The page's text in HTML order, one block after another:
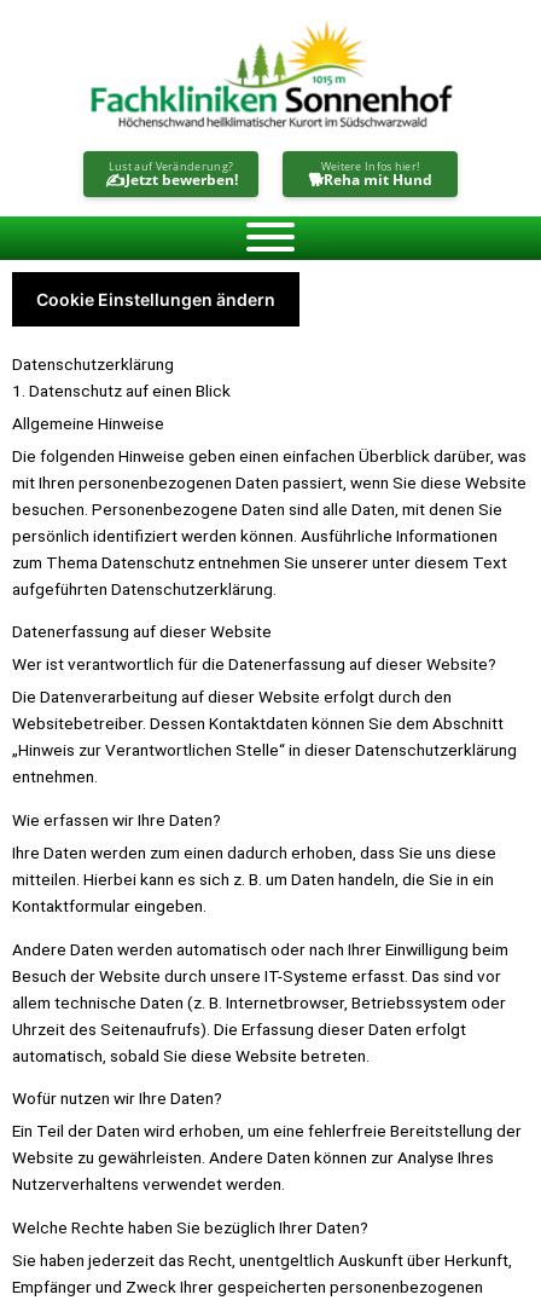
Lust auf Veränderung?
✍️Jetzt bewerben!
Weitere Infos hier!
🐕Reha mit Hund
Cookie Einstellungen ändern
Datenschutz­erklärung
1. Datenschutz auf einen Blick
Allgemeine Hinweise
Die folgenden Hinweise geben einen einfachen Überblick darüber, was
mit Ihren personenbezogenen Daten passiert, wenn Sie diese Website
besuchen. Personenbezogene Daten sind alle Daten, mit denen Sie
persönlich identifiziert werden können. Ausführliche Informationen
zum Thema Datenschutz entnehmen Sie unserer unter diesem Text
aufgeführten Datenschutzerklärung.
Datenerfassung auf dieser Website
Wer ist verantwortlich für die Datenerfassung auf dieser Website?
Die Datenverarbeitung auf dieser Website erfolgt durch den
Websitebetreiber. Dessen Kontaktdaten können Sie dem Abschnitt
„Hinweis zur Verantwortlichen Stelle“ in dieser Datenschutzerklärung
entnehmen.
Wie erfassen wir Ihre Daten?
Ihre Daten werden zum einen dadurch erhoben, dass Sie uns diese
mitteilen. Hierbei kann es sich z. B. um Daten handeln, die Sie in ein
Kontaktformular eingeben.
Andere Daten werden automatisch oder nach Ihrer Einwilligung beim
Besuch der Website durch unsere IT-Systeme erfasst. Das sind vor
allem technische Daten (z. B. Internetbrowser, Betriebssystem oder
Uhrzeit des Seitenaufrufs). Die Erfassung dieser Daten erfolgt
automatisch, sobald Sie diese Website betreten.
Wofür nutzen wir Ihre Daten?
Ein Teil der Daten wird erhoben, um eine fehlerfreie Bereitstellung der
Website zu gewährleisten. Andere Daten können zur Analyse Ihres
Nutzerverhaltens verwendet werden.
Welche Rechte haben Sie bezüglich Ihrer Daten?
Sie haben jederzeit das Recht, unentgeltlich Auskunft über Herkunft,
Empfänger und Zweck Ihrer gespeicherten personenbezogenen